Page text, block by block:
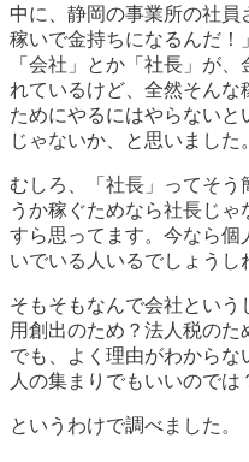
中に、静岡の事業所の社
稼いで金持ちになるんだ！
「会社」とか「社長」が
れているけど、全然そん
ためにやるにはやらないと
じゃないか、と思いました。
むしろ、「社長」ってそ
うか稼ぐためなら社長じ
すら思ってます。今なら個
いでいる人いるでしょうし
そもそもなんで会社とい
用創出のため？法人税の
でも、よく理由がわから
人の集まりでもいいのでは
というわけで調べました。